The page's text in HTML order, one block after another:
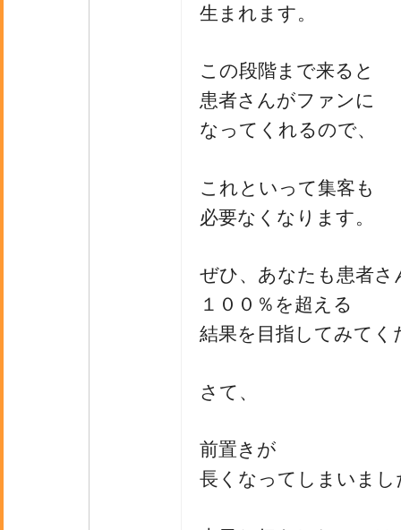
生まれます。
この段階まで来ると
患者さんがファンに
なってくれるので、
これといって集客も
必要なくなります。
ぜひ、あなたも患者さ
１００％を超える
結果を目指してみてく
さて、
前置きが
長くなってしまいまし